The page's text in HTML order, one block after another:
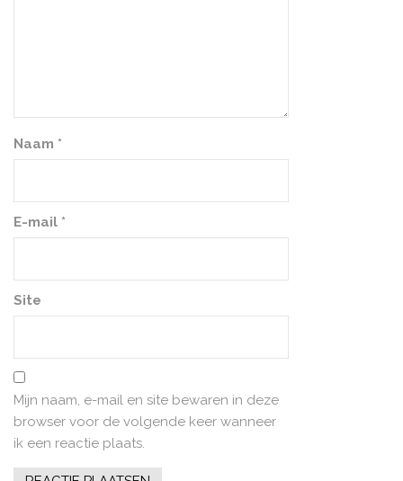
Naam *
E-mail *
Site
Mijn naam, e-mail en site bewaren in deze
browser voor de volgende keer wanneer
ik een reactie plaats.